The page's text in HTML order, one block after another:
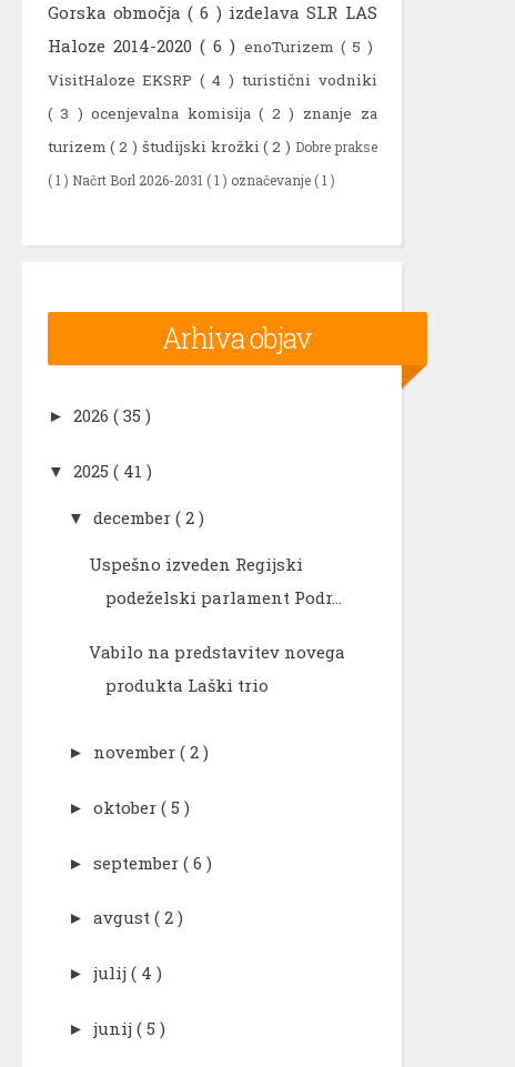
Gorska območja( 6 ) izdelava SLR LAS
Haloze 2014-2020 ( 6 ) enoTurizem ( 5 )
VisitHaloze EKSRP( 4 ) turistični vodniki
( 3 )ocenjevalna komisija( 2 ) znanje za
turizem( 2 ) študijski krožki( 2 ) Dobre prakse
( 1 ) Načrt Borl 2026-2031 ( 1 ) označevanje ( 1 )
Arhiva objav
► 2026 ( 35 )
▼ 2025 ( 41 )
▼ december ( 2 )
Uspešno izveden Regijski
podeželski parlament Podr...
Vabilo na predstavitev novega
produkta Laški trio
► november ( 2 )
► oktober ( 5 )
► september ( 6 )
► avgust ( 2 )
► julij ( 4 )
► junij ( 5 )